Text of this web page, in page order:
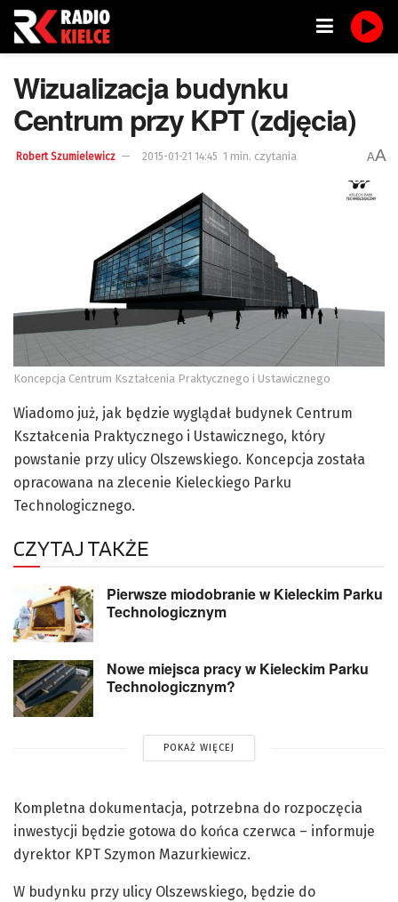
Wizualizacja budynku
Centrum przy KPT (zdjęcia)
Robert Szumielewicz 2015-01-21 14:45 1 min. czytania AA
Koncepcja Centrum Kształcenia Praktycznego i Ustawicznego
Wiadomo już, jak będzie wyglądał budynek Centrum
Kształcenia Praktycznego i Ustawicznego, który
powstanie przy ulicy Olszewskiego. Koncepcja została
opracowana na zlecenie Kieleckiego Parku
Technologicznego.
CZYTAJ TAKŻE
Pierwsze miodobranie w Kieleckim Parku
Technologicznym
Nowe miejsca pracy w Kieleckim Parku
Technologicznym?
POKAŻ WIĘCEJ
Kompletna dokumentacja, potrzebna do rozpoczęcia
inwestycji będzie gotowa do końca czerwca – informuje
dyrektor KPT Szymon Mazurkiewicz.
W budynku przy ulicy Olszewskiego, będzie do